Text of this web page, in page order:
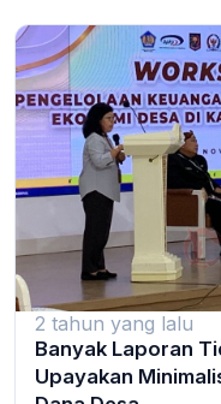
2 tahun yang lalu
Banyak Laporan
Upayakan